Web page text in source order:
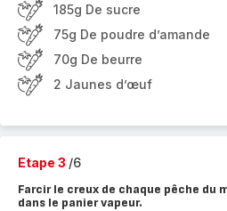
185g De sucre
75g De poudre d’amande
70g De beurre
2 Jaunes d’œuf
Etape 3 /6
Farcir le creux de chaque pêche du
dans le panier vapeur.